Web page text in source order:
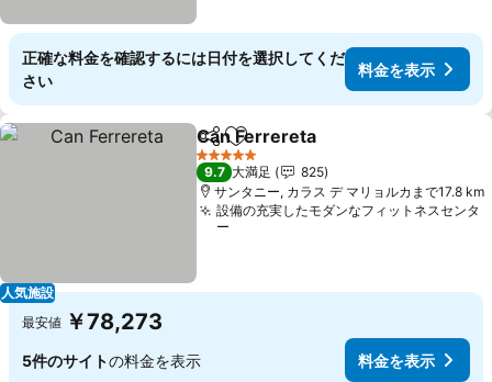
正確な料金を確認するには日付を選択してくだ
さい
料金を表示
人気施設
シェアお気に入りに追加
Can Ferrereta
5 ホテルのランク
9.7 大満足
825
サンタニー, カラス デ マリョルカまで17.8 km
設備の充実したモダンなフィットネスセンタ
ー
最安値 ￥78,273
5件のサイトの料金を表示 料金を表示